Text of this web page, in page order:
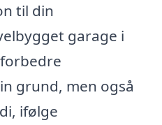
til din
garage i
grund, men også
ifølge